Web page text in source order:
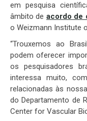
em pesquisa
âmbito de acordo de
o Weizmann Institute
“Trouxemos ao
podem oferecer
os pesquisadores
interessa muito,
relacionadas às
do Departamento de
Center for Vascular